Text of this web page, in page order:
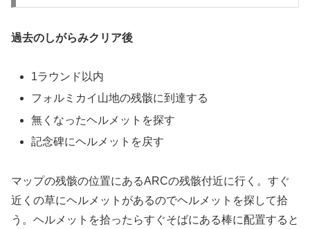
過去のしがらみクリア後
1ラウンド以内
フォルミカイ山地の残骸に到達する
無くなったヘルメットを探す
記念碑にヘルメットを戻す
マップの残骸の位置にあるARCの残骸付近に行く。すぐ
近くの草にヘルメットがあるのでヘルメットを探して拾
う。ヘルメットを拾ったらすぐそばにある棒に配置すると